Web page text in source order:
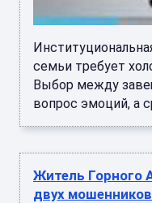
семьи требует
Выбор между
вопрос эмоций, а
Житель Горного
двух